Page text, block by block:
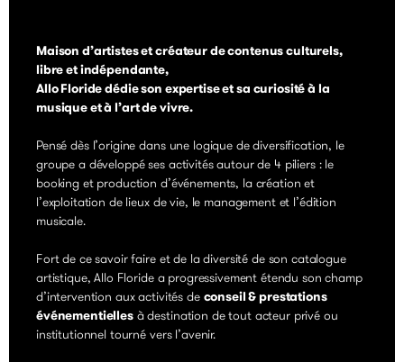
Maison d’artistes et créateur de contenus culturels,
libre et indépendante,
Allo Floride dédie son expertise et sa curiosité à la
musique et à l’art de vivre.
Pensé dès l’origine dans une logique de diversification, le
groupe a développé ses activités autour de 4 piliers : le
booking et production d’événements, la création et
l’exploitation de lieux de vie, le management et l’édition
musicale.
Fort de ce savoir faire et de la diversité de son catalogue
artistique, Allo Floride a progressivement étendu son champ
d’intervention aux activités de conseil & prestations
événementiellesà destination de tout acteur privé ou
institutionnel tourné vers l’avenir.